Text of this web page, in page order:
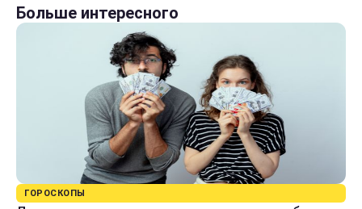
Больше интересного
ГОРОСКОПЫ